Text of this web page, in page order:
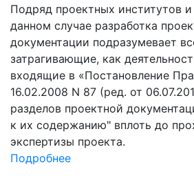
Подряд проектных институтов
данном случае разработка
документации подразумевает
затрагивающие, как
входящие в «Постановление
16.02.2008 N 87 (ред. от
разделов проектной
к их содержанию" вплоть до
экспертизы проекта.
Подробнее